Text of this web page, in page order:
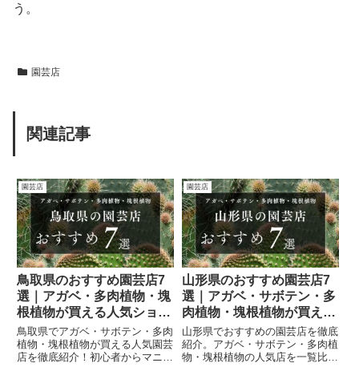
う。
園芸店
関連記事
園芸店
鳥取県のおすすめ園芸店7
選｜アガベ・多肉植物・塊
根植物が買える人気ショッ
プまとめ【2026年最新】
鳥取県でアガベ・サボテン・多肉
植物・塊根植物が買える人気園芸
店を徹底紹介！初心者からマニア
園芸店
山形県のおすすめ園芸店7
選｜アガベ・サボテン・多
肉植物・塊根植物が買える
人気ショップまとめ
山形県でおすすめの園芸店を徹底
紹介。アガベ・サボテン・多肉植
物・塊根植物の人気店を一覧比